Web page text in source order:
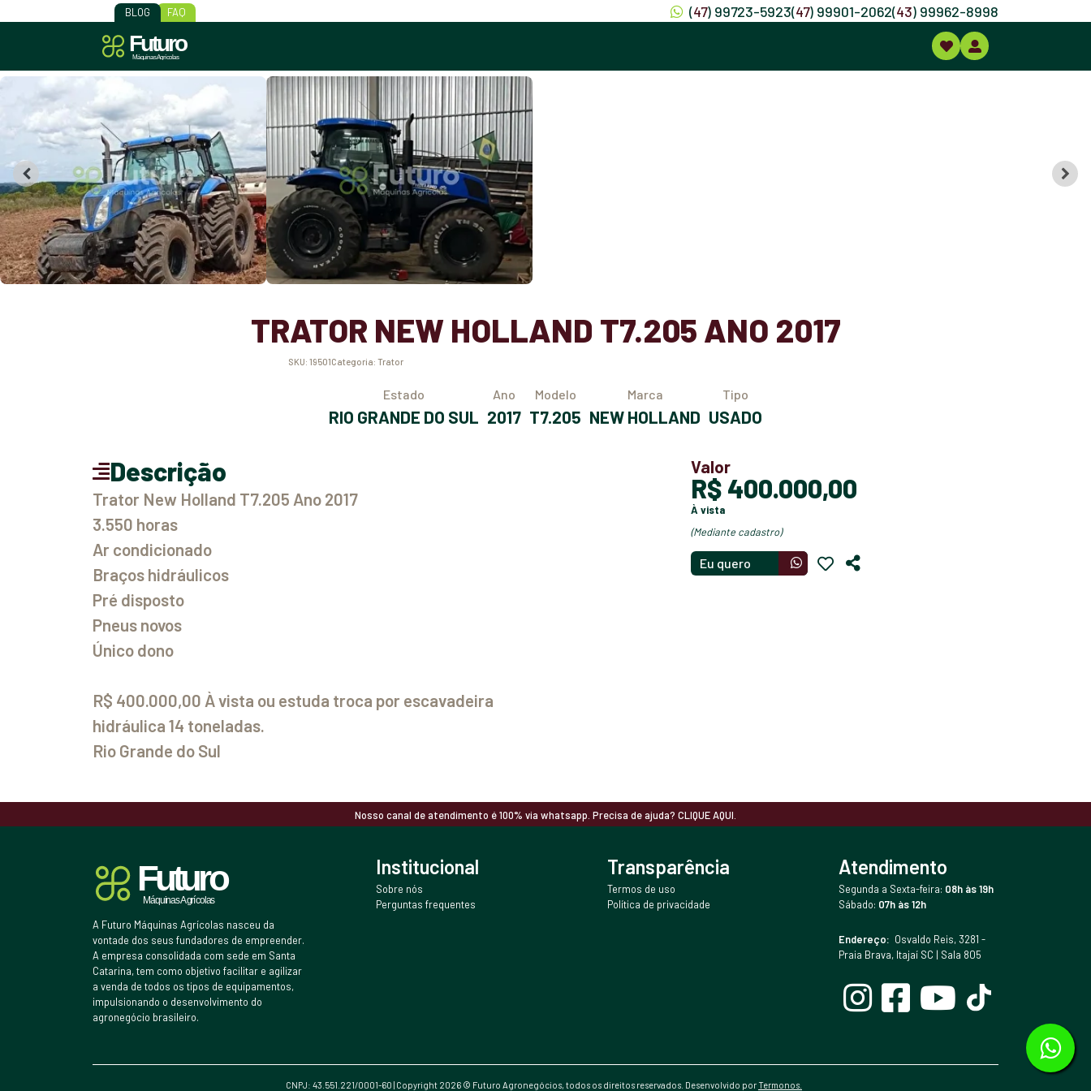
BLOG FAQ (47) 99723-5923(47) 99901-2062(43) 99962-8998
TRATOR NEW HOLLAND T7.205 ANO 2017
SKU: 19501 Categoria: Trator
Estado
RIO GRANDE DO SUL
Ano
2017
Modelo
T7.205
Marca
NEW HOLLAND
Tipo
USADO
Descrição
Trator New Holland T7.205 Ano 2017
3.550 horas
Ar condicionado
Braços hidráulicos
Pré disposto
Pneus novos
Único dono
R$ 400.000,00 À vista ou estuda troca por escavadeira
hidráulica 14 toneladas.
Rio Grande do Sul
Valor
R$ 400.000,00
à vista
(mediante cadastro)
Eu quero
Nosso canal de atendimento é 100% via whatsapp. Precisa de ajuda? CLIQUE AQUI.
A Futuro Máquinas Agrícolas nasceu da
vontade dos seus fundadores de empreender.
A empresa consolidada com sede em Santa
Catarina, tem como objetivo facilitar e agilizar
a venda de todos os tipos de equipamentos,
impulsionando o desenvolvimento do
agronegócio brasileiro.
Institucional
Sobre nós
Perguntas frequentes
Transparência
Termos de uso
Política de privacidade
Atendimento
Segunda a Sexta-feira: 08h às 19h
Sábado: 07h às 12h
Endereço: Osvaldo Reis, 3281 -
Praia Brava, Itajaí SC | Sala 805
CNPJ: 43.551.221/0001-60 | Copyright 2026 © Futuro Agronegócios, todos os direitos reservados. Desenvolvido por Termonos.